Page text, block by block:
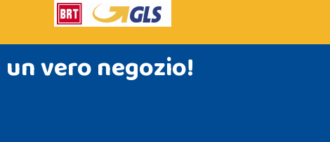
un vero negozio!